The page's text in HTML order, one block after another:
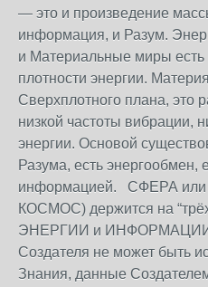
— это и произведение
информация, и Разум.
и Материальные миры есть
плотности энергии.
Сверхплотного плана, это
низкой частоты вибрации,
энергии. Основой
Разума, есть энергообмен,
информацией. СФЕРА
КОСМОС) держится на
ЭНЕРГИИ и
Создателя не может быть
Знания, данные